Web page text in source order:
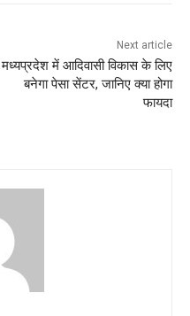
Next article
मध्यप्रदेश में आदिवासी विकास के लिए
बनेगा पेसा सेंटर, जानिए क्या होगा
फायदा